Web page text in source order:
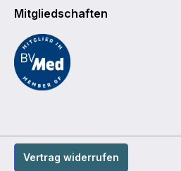
Mitgliedschaften
Vertrag widerrufen